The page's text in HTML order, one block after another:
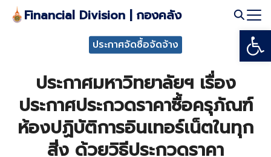
Skip Financial Division | กองคลัง
ประกาศจัดซื้อจัดจ้าง
ประกาศมหาวิทยาลัยฯ เรื่อง
ประกาศประกวดราคาซื้อครุภัณฑ์
ห้องปฏิบัติการอินเทอร์เน็ตในทุก
สิ่ง ด้วยวิธีประกวดราคา